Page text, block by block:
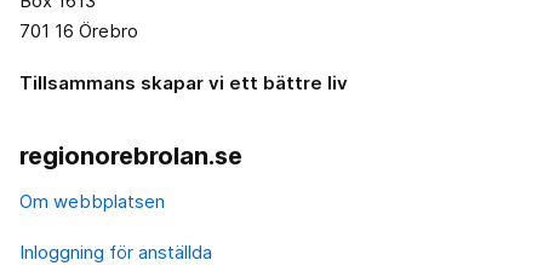
701 16 Örebro
Tillsammans skapar vi ett bättre liv
regionorebrolan.se
Om webbplatsen
Inloggning för anställda